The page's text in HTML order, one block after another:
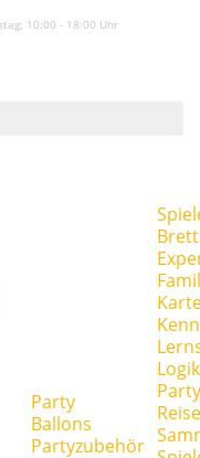
10:00 - 18:00 Uhr
Party
Ballons
Partyzubehör